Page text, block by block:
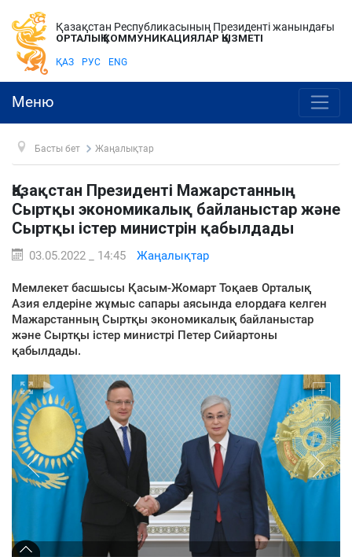
Қазақстан Республикасының Президенті жанындағы
ОРТАЛЫҚ КОММУНИКАЦИЯЛАР ҚЫЗМЕТІ
ҚАЗ РУС ENG
Меню
Басты бет Жаңалықтар
Қазақстан Президенті Мажарстанның
Сыртқы экономикалық байланыстар және
Сыртқы істер министрін қабылдады
03.05.2022 _ 14:45 Жаңалықтар
Мемлекет басшысы Қасым-Жомарт Тоқаев Орталық
Азия елдеріне жұмыс сапары аясында елордаға келген
Мажарстанның Сыртқы экономикалық байланыстар
және Сыртқы істер министрі Петер Сийартоны
қабылдады.